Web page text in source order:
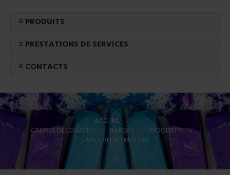
≡ PRODUITS
≡ PRESTATIONS DE SERVICES
≡ CONTACTS
ACCUEIL >
CADRES DÉCORATIFS > IMAGES > WOODSTYL >
FAISCEAU WTM223RV